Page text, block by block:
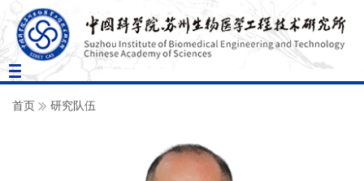
Toggle
navigation
首页 研究队伍